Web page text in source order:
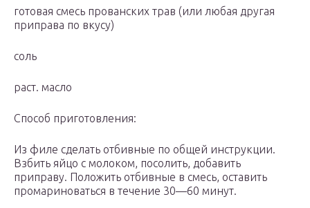
готовая смесь прованских трав (или любая другая
приправа по вкусу)
соль
раст. масло
Способ приготовления:
Из филе сделать отбивные по общей инструкции.
Взбить яйцо с молоком, посолить, добавить
приправу. Положить отбивные в смесь, оставить
промариноваться в течение 30—60 минут.